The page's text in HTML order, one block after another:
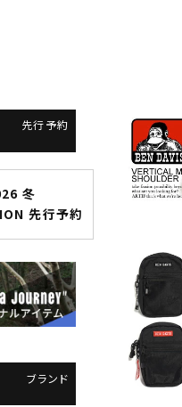
先行予約
glamb × 劇場版『チェン
ソーマン レゼ篇』第2弾
先行予約
ブランド